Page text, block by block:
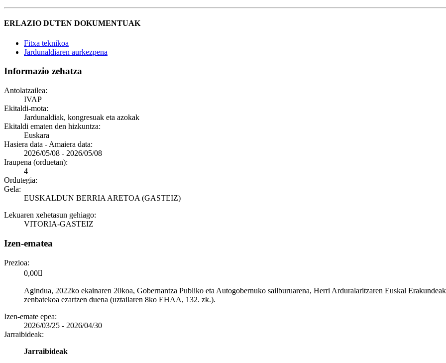
ERLAZIO DUTEN DOKUMENTUAK
Fitxa teknikoa
Jardunaldiaren aurkezpena
Informazio zehatza
Antolatzailea:
IVAP
Ekitaldi-mota:
Jardunaldiak, kongresuak eta azokak
Ekitaldi ematen den hizkuntza:
Euskara
Hasiera data - Amaiera data:
2026/05/08 - 2026/05/08
Iraupena (orduetan):
4
Ordutegia:
Gela:
EUSKALDUN BERRIA ARETOA (GASTEIZ)
Lekuaren xehetasun gehiago:
VITORIA-GASTEIZ
Izen-ematea
Prezioa:
0,00𓧬
Agindua, 2022ko ekainaren 20koa, Gobernantza Publiko eta Autogobernuko sailburuarena, Herri Arduralaritzaren Euskal
zenbatekoa ezartzen duena (uztailaren 8ko EHAA, 132. zk.).
Izen-emate epea:
2026/03/25 - 2026/04/30
Jarraibideak:
Jarraibideak